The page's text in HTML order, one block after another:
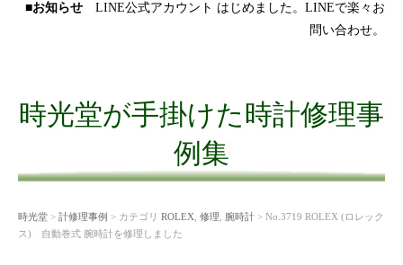
■お知らせ LINE公式アカウント はじめました。LINEで楽々お
問い合わせ。
時光堂が手掛けた時計修理事
例集
時光堂 > 計修理事例 > カテゴリ ROLEX 修理 腕時計 > No.3719 ROLEX (ロレック
ス) 自動巻式 腕時計を修理しました